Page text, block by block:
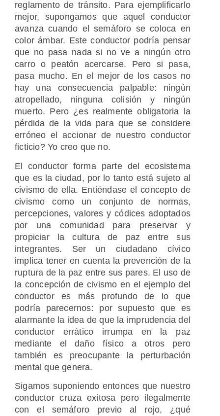
reglamento de tránsito. Para ejemplificarlo
mejor, supongamos que aquel conductor
avanza cuando el semáforo se coloca en
color ámbar. Este conductor podría pensar
que no pasa nada si no ve a ningún otro
carro o peatón acercarse. Pero si pasa,
pasa mucho. En el mejor de los casos no
hay una consecuencia palpable: ningún
atropellado, ninguna colisión y ningún
muerto. Pero ¿es realmente obligatoria la
pérdida de la vida para que se considere
erróneo el accionar de nuestro conductor
ficticio? Yo creo que no.
El conductor forma parte del ecosistema
que es la ciudad, por lo tanto está sujeto al
civismo de ella. Entiéndase el concepto de
civismo como un conjunto de normas,
percepciones, valores y códices adoptados
por una comunidad para preservar y
propiciar la cultura de paz entre sus
integrantes. Ser un ciudadano cívico
implica tener en cuenta la prevención de la
ruptura de la paz entre sus pares. El uso de
la concepción de civismo en el ejemplo del
conductor es más profundo de lo que
podría parecernos: por supuesto que es
alarmante la idea de que la imprudencia del
conductor errático irrumpa en la paz
mediante el daño físico a otros pero
también es preocupante la perturbación
mental que genera.
Sigamos suponiendo entonces que nuestro
conductor cruza exitosa pero ilegalmente
con el semáforo previo al rojo, ¿qué